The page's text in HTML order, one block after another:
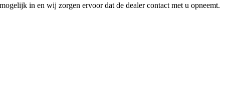
in en wij zorgen ervoor dat de dealer contact met u opneemt.